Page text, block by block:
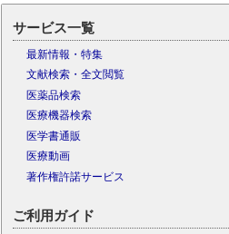
サービス一覧
最新情報・特集
文献検索・全文閲覧
医薬品検索
医療機器検索
医学書通販
医療動画
著作権許諾サービス
ご利用ガイド